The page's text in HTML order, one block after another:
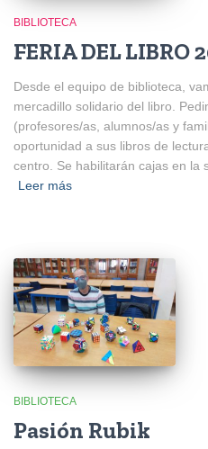
BIBLIOTECA
FERIA DEL LIBRO
Desde el equipo de biblioteca,
mercadillo solidario del libro.
(profesores/as, alumnos/as y
oportunidad a sus libros de
centro. Se habilitarán cajas en la
Leer más
BIBLIOTECA
Pasión Rubik